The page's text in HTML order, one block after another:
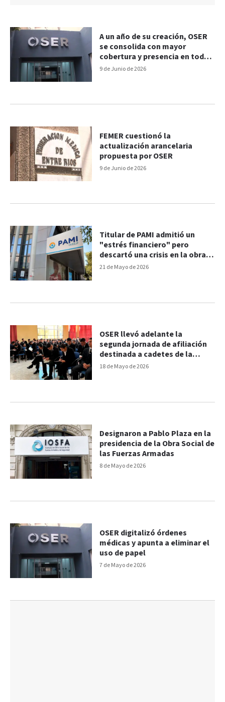
9 de Junio de 2026
A un año de su creación, OSER
se consolida con mayor
cobertura y presencia en toda
la provincia
9 de Junio de 2026
FEMER cuestionó la
actualización arancelaria
propuesta por OSER
21 de Mayo de 2026
Titular de PAMI admitió un
"estrés financiero" pero
descartó una crisis en la obra
social
18 de Mayo de 2026
OSER llevó adelante la
segunda jornada de afiliación
destinada a cadetes de la
Policía
8 de Mayo de 2026
Designaron a Pablo Plaza en la
presidencia de la Obra Social de
las Fuerzas Armadas
7 de Mayo de 2026
OSER digitalizó órdenes
médicas y apunta a eliminar el
uso de papel